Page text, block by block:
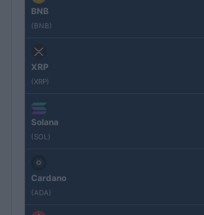
BNB
(BNB)
XRP
(XRP)
Solana
(SOL)
Cardano
(ADA)